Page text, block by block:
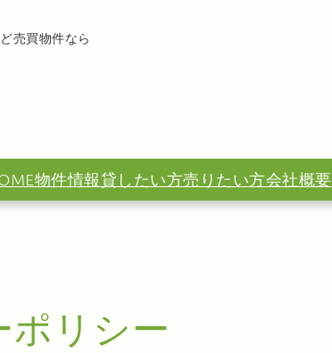
売買物件なら
物件情報貸したい方売りたい方会社概要
リシー